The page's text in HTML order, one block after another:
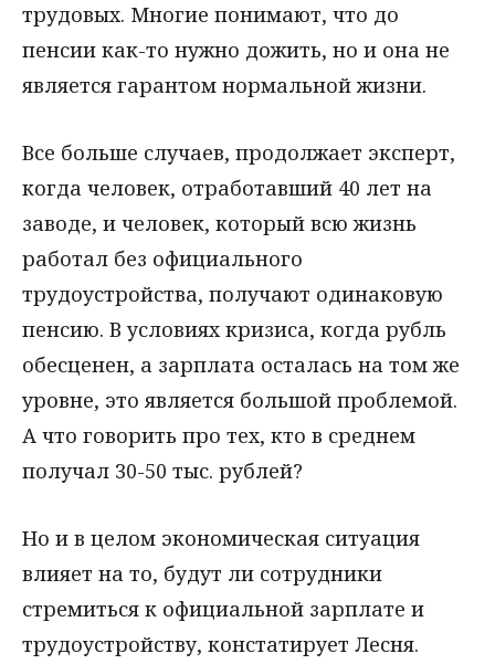
трудовых. Многие понимают, что до
пенсии как-то нужно дожить, но и она не
является гарантом нормальной жизни.
Все больше случаев, продолжает эксперт,
когда человек, отработавший 40 лет на
заводе, и человек, который всю жизнь
работал без официального
трудоустройства, получают одинаковую
пенсию. В условиях кризиса, когда рубль
обесценен, а зарплата осталась на том же
уровне, это является большой проблемой.
А что говорить про тех, кто в среднем
получал 30-50 тыс. рублей?
Но и в целом экономическая ситуация
влияет на то, будут ли сотрудники
стремиться к официальной зарплате и
трудоустройству, констатирует Лесня.